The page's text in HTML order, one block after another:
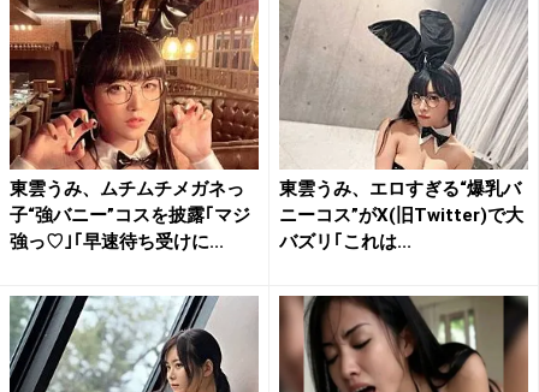
東雲うみ、ムチムチメガネっ
子“強バニー”コスを披露｢マジ
強っ♡｣｢早速待ち受けに...
東雲うみ、エロすぎる“爆乳バ
ニーコス”がX(旧Twitter)で大
バズリ｢これは...